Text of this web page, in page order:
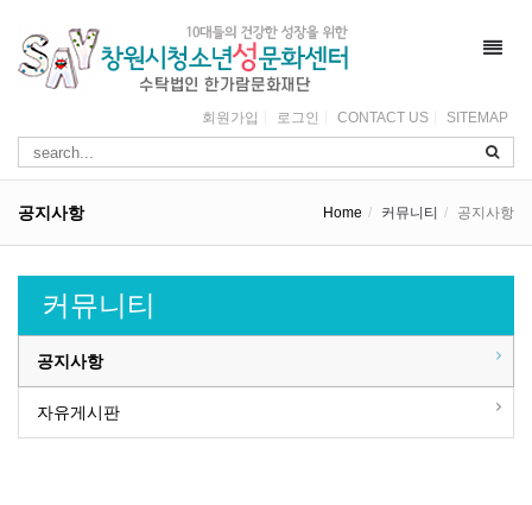
회원가입 로그인 CONTACT US SITEMAP
공지사항 Home 커뮤니티 공지사항
커뮤니티
공지사항
자유게시판